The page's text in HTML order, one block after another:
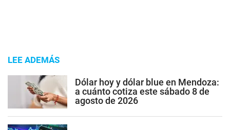
LEE ADEMÁS
Dólar hoy y dólar blue en Mendoza:
a cuánto cotiza este sábado 8 de
agosto de 2026